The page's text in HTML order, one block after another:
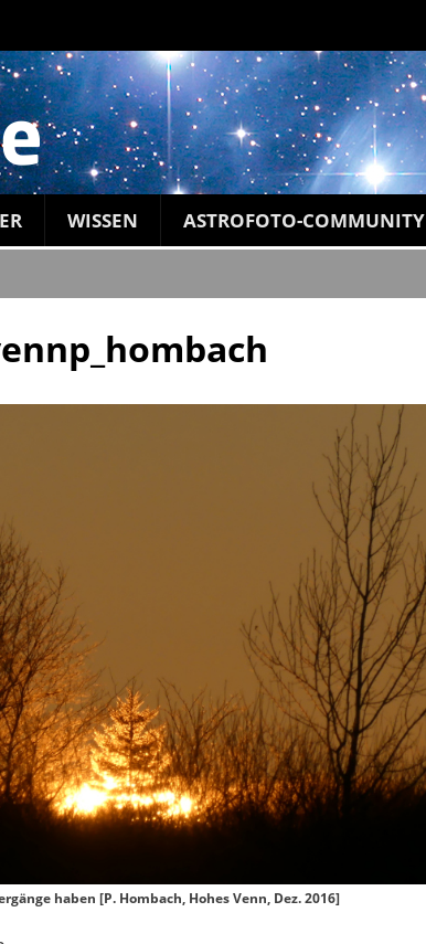
WISSEN ASTROFOTO-COMMUNITY
haben [P. Hombach, Hohes Venn, Dez. 2016]